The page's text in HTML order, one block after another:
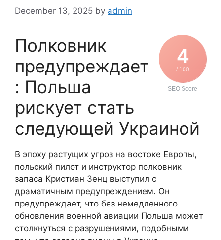
December 13, 2025 by admin
4
/ 100
SEO Score
Полковник
предупреждает
: Польша
рискует стать
следующей Украиной
В эпоху растущих угроз на востоке Европы,
польский пилот и инструктор полковник
запаса Кристиан Зенц выступил с
драматичным предупреждением. Он
предупреждает, что без немедленного
обновления военной авиации Польша может
столкнуться с разрушениями, подобными